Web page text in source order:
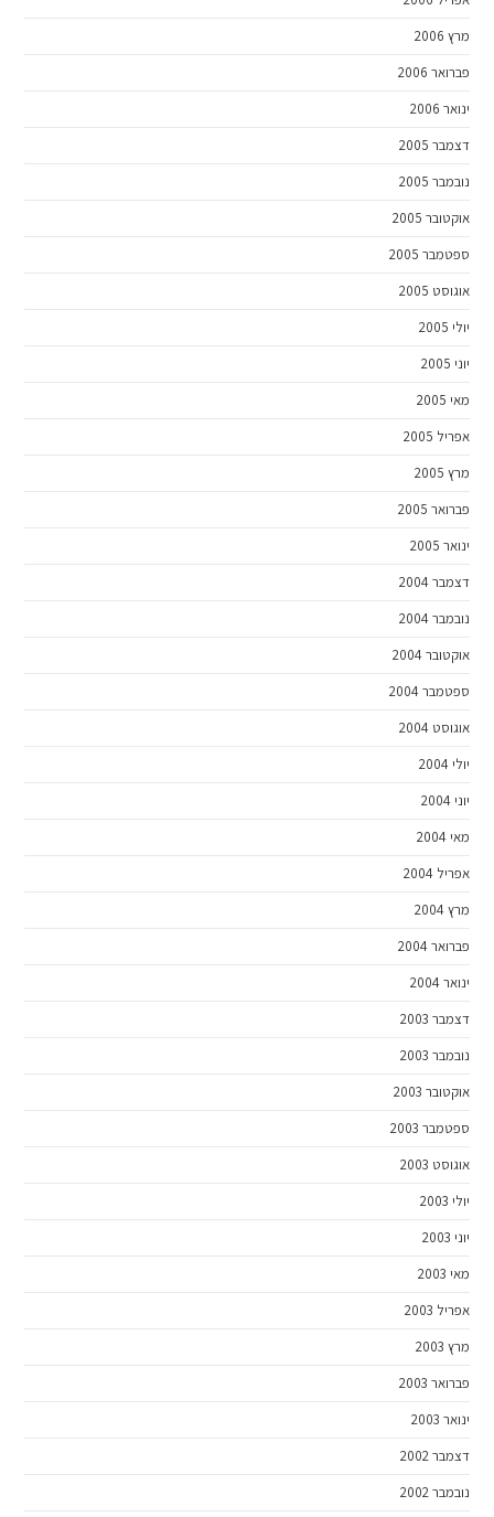
מרץ 2006
פברואר 2006
ינואר 2006
דצמבר 2005
נובמבר 2005
אוקטובר 2005
ספטמבר 2005
אוגוסט 2005
יולי 2005
יוני 2005
מאי 2005
אפריל 2005
מרץ 2005
פברואר 2005
ינואר 2005
דצמבר 2004
נובמבר 2004
אוקטובר 2004
ספטמבר 2004
אוגוסט 2004
יולי 2004
יוני 2004
מאי 2004
אפריל 2004
מרץ 2004
פברואר 2004
ינואר 2004
דצמבר 2003
נובמבר 2003
אוקטובר 2003
ספטמבר 2003
אוגוסט 2003
יולי 2003
יוני 2003
מאי 2003
אפריל 2003
מרץ 2003
פברואר 2003
ינואר 2003
דצמבר 2002
נובמבר 2002